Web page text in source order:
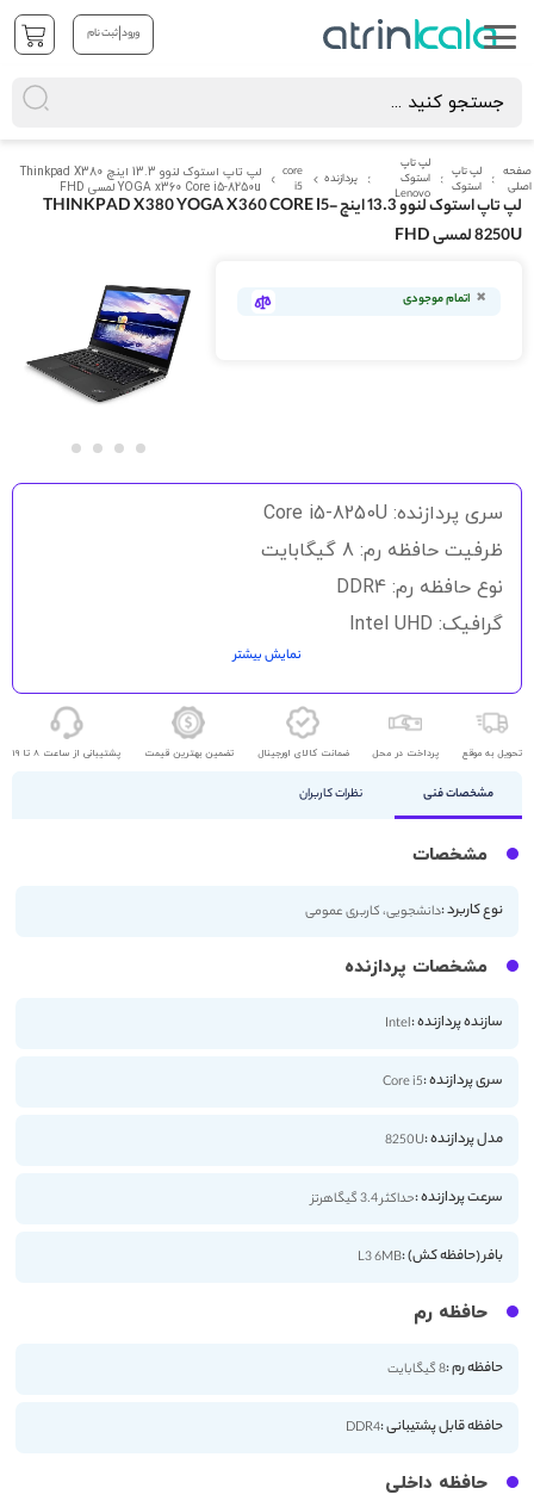
ورود|ثبت نام
صفحه
اصلی
لپ تاپ
استوک
لپ تاپ
استوک
Lenovo
پردازنده
core
i5
لپ تاپ استوک لنوو 13.3 اینچ Thinkpad X380
YOGA x360 Core i5-8250u لمسی FHD
لپ تاپ استوک لنوو 13.3 اینچ THINKPAD X380 YOGA X360 CORE I5-
8250U لمسی FHD
به
انتهای
گالری
تصاویر
اتمام موجودی
سری پردازنده: Core i5-8250U
ظرفیت حافظه رم: 8 گیگابایت
نوع حافظه رم: DDR4
گرافیک: Intel UHD
اندازه صفحه نمایش: 13.3 اینچ
کیفیت صفحه نمایش: FHD
نمایش بیشتر
تحویل به موقع پرداخت در محل ضمانت کالای اورجینال تضمین بهترین قیمت پشتیبانی از ساعت 8 تا 19
مشخصات فنی نظرات کاربران
مشخصات
نوع کاربرد :دانشجویی، کاربری عمومی
مشخصات پردازنده
سازنده پردازنده :Intel
سری پردازنده :Core i5
مدل پردازنده :8250U
سرعت پردازنده :حداکثر 3.4 گیگاهرتز
بافر (حافظه کش) :L3 6MB
حافظه رم
حافظه رم :8 گیگابایت
حافظه قابل پشتیبانی :DDR4
حافظه داخلی